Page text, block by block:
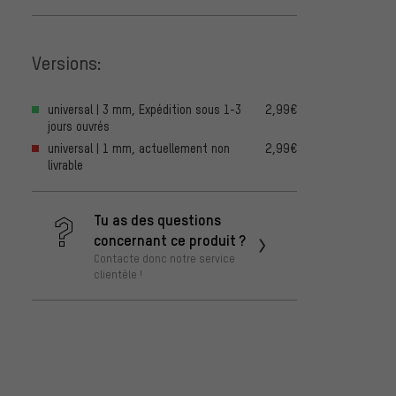
Versions:
universal | 3 mm, Expédition sous 1-3
jours ouvrés
2,99€
universal | 1 mm, actuellement non
livrable
2,99€
Tu as des questions
concernant ce produit ?
Contacte donc notre service
clientèle !